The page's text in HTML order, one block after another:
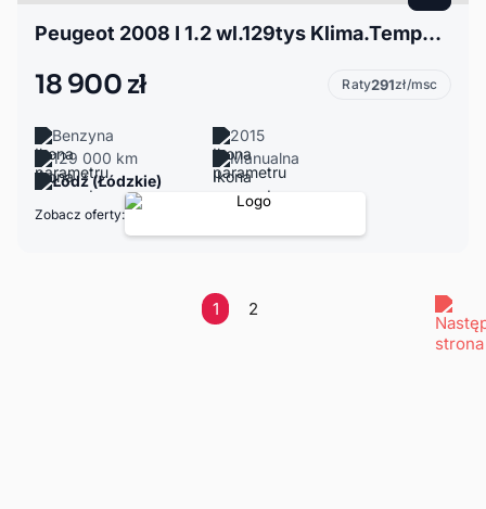
Peugeot 2008 I 1.2 wl.129tys Klima.Tempo.Elektr.Szyby.Lust.Zadbany
18 900 zł Raty291zł/msc
Benzyna
2015
129 000 km
Manualna
Łódź (Łódzkie)
Zobacz oferty:
1 2